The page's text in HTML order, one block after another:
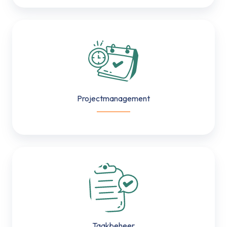
Projectmanagement